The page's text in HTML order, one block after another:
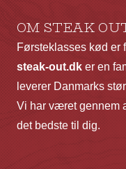
OM STEAK
Førsteklasses kød er
steak-out.dk er en
leverer Danmarks
Vi har været gennem
det bedste til dig.